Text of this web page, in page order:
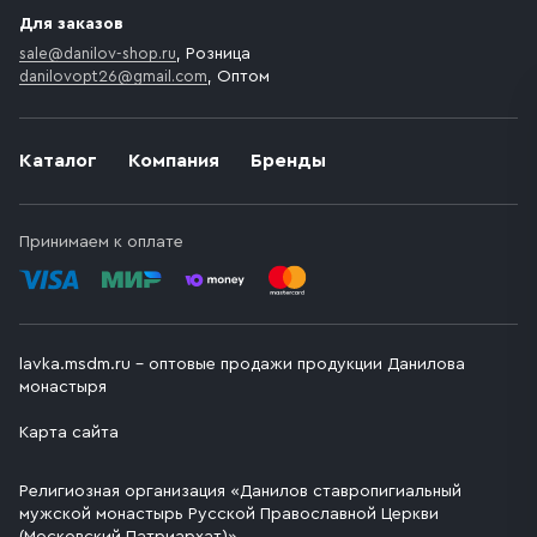
Каталог Компания Бренды
Принимаем к оплате
Для заказов
sale@danilov-shop.ru, Розница
danilovopt26@gmail.com, Оптом
lavka.msdm.ru – оптовые продажи продукции Данилова
монастыря
Карта сайта
Религиозная организация «Данилов ставропигиальный
мужской монастырь Русской Православной Церкви